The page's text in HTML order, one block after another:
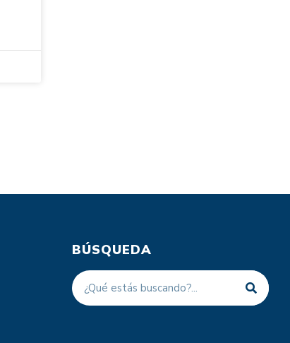
BÚSQUEDA